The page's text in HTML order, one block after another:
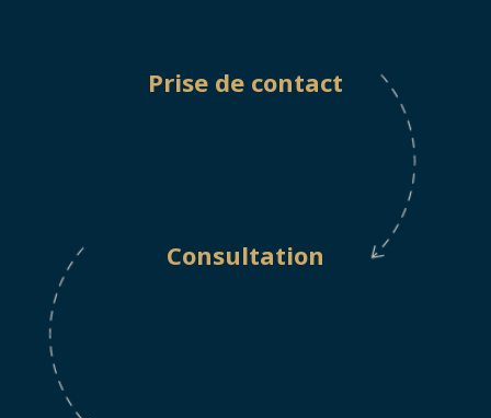
Prise de contact
Consultation